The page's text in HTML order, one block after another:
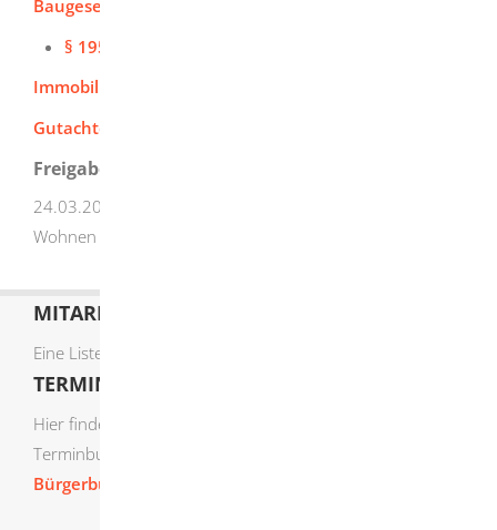
Baugesetzbuch (BauGB):
§ 195 – 199
Immobilienwertermittlungsverordnung (ImmoWertV)
Gutachterausschussverordnung (GuAVO)
Freigabevermerk
24.03.2026 Ministerium für Landesentwicklung und
Wohnen Baden-Württemberg
MITARBEITERLISTE
Eine Liste der Mitarbeiter von A-Z finden Sie
TERMIN ONLINE BUCHEN
Hier finden Sie die verfügbaren Sachgebiete zur Online-
Terminbuchung:
Bürgerbüro Termine online buchen